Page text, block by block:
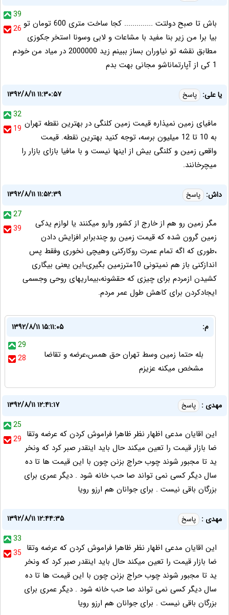
39
26 باش تا صبح دولتت .............. کجا ساخت متری 600 تومان تو
بیا برا من زیر بنا مفید با مشاعات و لابی وسونا استخر جکوزی
مطابق نقشه تو نیاوران بساز ببینم زید 2000000 در میاد من خودم
1 کی از آپارتماناشو مجانی بهت بدم
یا علی: پاسخ
۱۳۹۲/۸/۱۱ ۱۱:۳۰:۵۷
32
19 مافیای زمین نمیذاره قیمت زمین کلنگی در بهترین نقطه تهران
به 10 تا 12 میلیون برسه، توجه کنید بهترین نقطه. قیمت
واقعی زمین و کلنگی بیش از اینها نیست و با مافیا بازای بازار را
میچرخانند.
داش: پاسخ
۱۳۹۲/۸/۱۱ ۱۱:۵۲:۳۹
27
39
مگر زمین رو هم از خارج از کشور وارو میکنند یا لوازم یدکی
زمین گرون شده که قیمت زمین رو چندبرابر افزایش دادن
،طوری که اگه تمام عمرت روکارکنی وهیچی نخوری وفقط پس
اندازکنی باز هم نمیتونی 10مترزمین بگیری،این یعنی بیگاری
کشیدن ازمردم برای چیزی که حقشونه،بیماریهای روحی وجسمی
ایجادکردن برای کاهش طول عمر مردم.
م:
۱۳۹۲/۸/۱۱ ۱۵:۱۱:۰۵
29
28
بله حتما زمین وسط تهران حق همس،عرضه و تقاضا
مشخص میکنه عزیزم
مهدی : پاسخ
۱۳۹۲/۸/۱۱ ۱۲:۴۱:۱۷
25
29 این اقایان مدعی اظهار نظر ظاهرا فراموش کردن که عرضه وتقا
ضا بازار قیمت را تعین میکند حال باید اینقدر صبر کرد که ونخر
ید تا مجبور شوند چوب حراج بزنن چون با این قیمت ها تا ده
سال دیگر کسی نمی تواند صا حب خانه شود . دیگر عمری برای
بزرگان باقی نیست . برای جوانان هم ارزو رویا
مهدی : پاسخ
۱۳۹۲/۸/۱۱ ۱۲:۴۴:۳۵
33
35 این اقایان مدعی اظهار نظر ظاهرا فراموش کردن که عرضه وتقا
ضا بازار قیمت را تعین میکند حال باید اینقدر صبر کرد که ونخر
ید تا مجبور شوند چوب حراج بزنن چون با این قیمت ها تا ده
سال دیگر کسی نمی تواند صا حب خانه شود . دیگر عمری برای
بزرگان باقی نیست . برای جوانان هم ارزو رویا